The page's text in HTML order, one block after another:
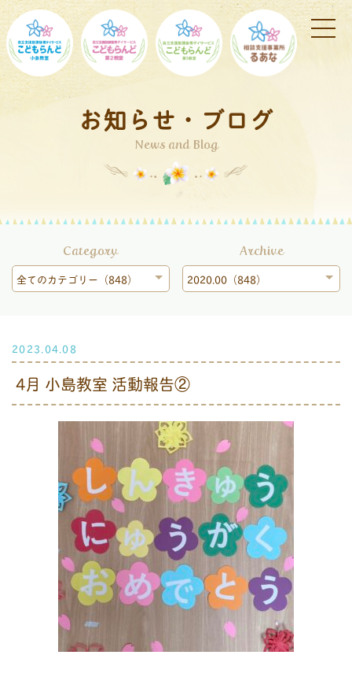
お知らせ・ブログ
News and Blog
Category
全てのカテゴリー（848）
Archive
2020.00（848）
2023.04.08
4月 小島教室 活動報告②